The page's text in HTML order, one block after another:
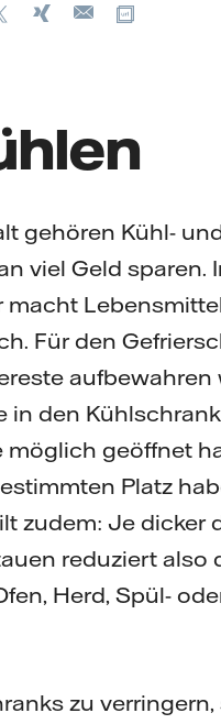
Xing
E-
gehören Kühl-
viel Geld sparen.
macht
Für den
aufbewahren
den
geöffnet
Platz
zudem: Je dicker
reduziert also
Herd, Spül-
zu